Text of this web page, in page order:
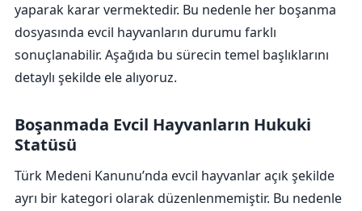
yaparak karar vermektedir. Bu nedenle her boşanma
dosyasında evcil hayvanların durumu farklı
sonuçlanabilir. Aşağıda bu sürecin temel başlıklarını
detaylı şekilde ele alıyoruz.
Boşanmada Evcil Hayvanların Hukuki
Statüsü
Türk Medeni Kanunu’nda evcil hayvanlar açık şekilde
ayrı bir kategori olarak düzenlenmemiştir. Bu nedenle